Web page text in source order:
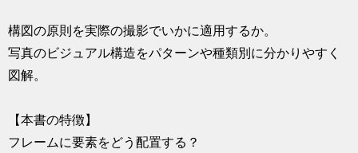
構図の原則を実際の撮影でいかに適用するか。
写真のビジュアル構造をパターンや種類別に分かりやすく
図解。
【本書の特徴】
フレームに要素をどう配置する？